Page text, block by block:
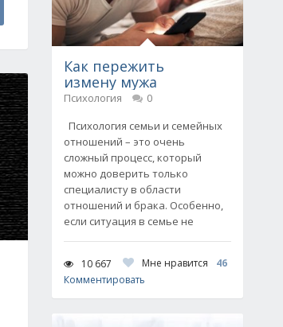
Как пережить
измену мужа
Психология
0
Психология семьи и семейных
отношений – это очень
сложный процесс, который
можно доверить только
специалисту в области
отношений и брака. Особенно,
если ситуация в семье не
10 667 Мне нравится
46
Комментировать